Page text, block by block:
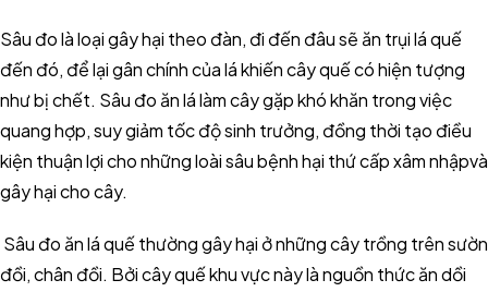
Sâu đo là loại gây hại theo đàn, đi đến đâu sẽ ăn trụi lá quế
đến đó, để lại gân chính của lá khiến cây quế có hiện tượng
như bị chết. Sâu đo ăn lá làm cây gặp khó khăn trong việc
quang hợp, suy giảm tốc độ sinh trưởng, đồng thời tạo điều
kiện thuận lợi cho những loài sâu bệnh hại thứ cấp xâm nhậpvà
gây hại cho cây.
Sâu đo ăn lá quế thường gây hại ở những cây trồng trên sườn
đồi, chân đồi. Bởi cây quế khu vực này là nguồn thức ăn dồi